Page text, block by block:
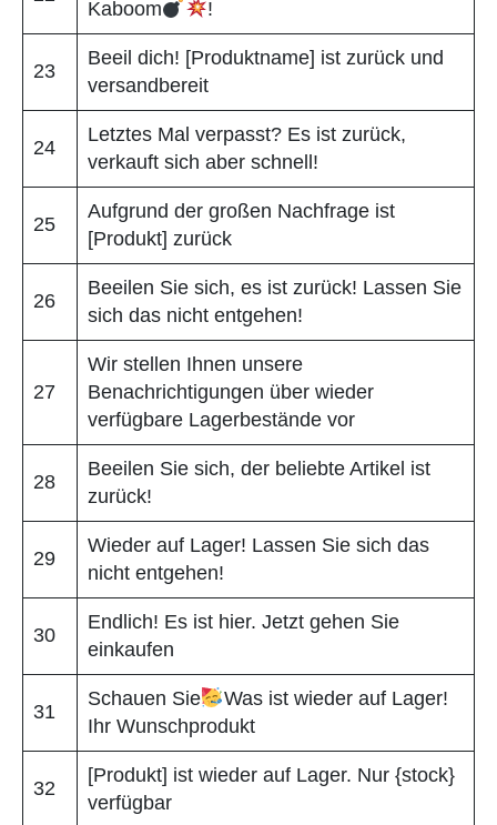
Kaboom !
23
Beeil dich! [Produktname] ist zurück und
versandbereit
24
Letztes Mal verpasst? Es ist zurück,
verkauft sich aber schnell!
25
Aufgrund der großen Nachfrage ist
[Produkt] zurück
26
Beeilen Sie sich, es ist zurück! Lassen Sie
sich das nicht entgehen!
27
Wir stellen Ihnen unsere
Benachrichtigungen über wieder
verfügbare Lagerbestände vor
28
Beeilen Sie sich, der beliebte Artikel ist
zurück!
29
Wieder auf Lager! Lassen Sie sich das
nicht entgehen!
30
Endlich! Es ist hier. Jetzt gehen Sie
einkaufen
31
Schauen Sie
Was ist wieder auf Lager!
Ihr Wunschprodukt
32
[Produkt] ist wieder auf Lager. Nur {stock}
verfügbar